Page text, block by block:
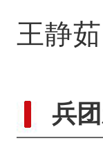
王静
兵